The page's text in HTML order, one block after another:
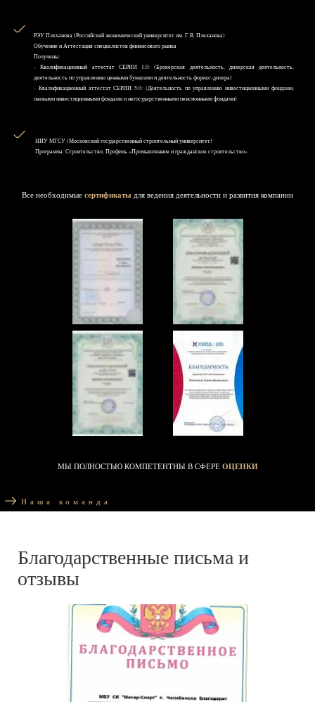
РЭУ Плеханова (Российский экономический университет им. Г.В. Плеханова)
Обучение и Аттестация специалистов финансового рынка
Получены:
- Квалификационный аттестат СЕРИИ 1.0: (Брокерская деятельность, дилерская деятельность,
деятельность по управлению ценными бумагами и деятельность форекс-дилера)
- Квалификационный аттестат СЕРИИ 5.0: (Деятельность по управлению инвестиционными фондами,
паевыми инвестиционными фондами и негосударственными пенсионными фондами)
НИУ MГСУ (Московский государственный строительный университет)
Программа: Строительство, Профиль «Промышленное и гражданское строительство»
Все необходимые сертификаты для ведения деятельности и развития компании
МЫ ПОЛНОСТЬЮ КОМПЕТЕНТНЫ В СФЕРЕ ОЦЕНКИ
Наша команда
Благодарственные письма и
отзывы